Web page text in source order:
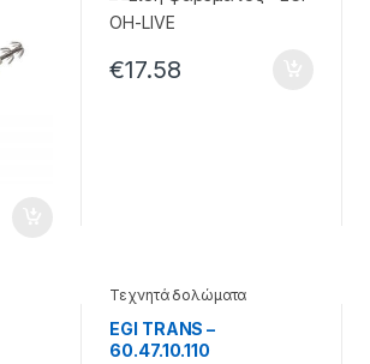
€17.58
Τεχνητά δολώματα
EGI TRANS –
60.47.10.110